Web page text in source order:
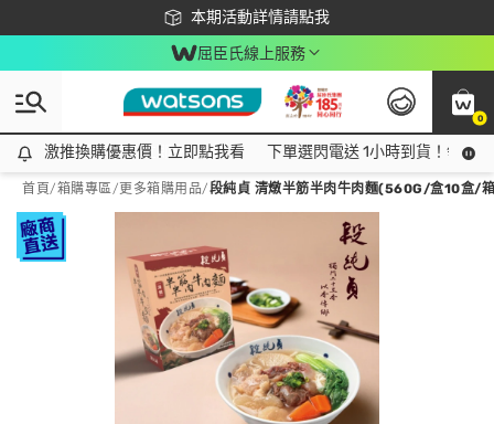
本期活動詳情請點我
下載app最高回饋$350
屈臣氏線上服務
0
激推換購優惠價！立即點我看
激推換購優惠價！立即點我看 下單選閃電送 1小時到貨！領神
首頁/箱購專區/ 更多箱購用品/段純貞 清燉半筋半肉牛肉麵(560G/盒10盒/